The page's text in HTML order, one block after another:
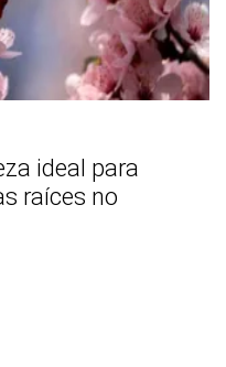
ideal para
raíces no